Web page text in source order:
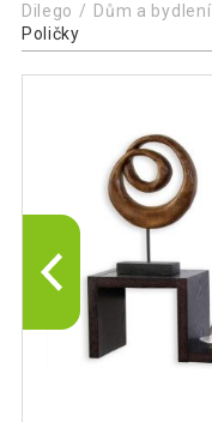
Dilego Dům a bydlení
Poličky